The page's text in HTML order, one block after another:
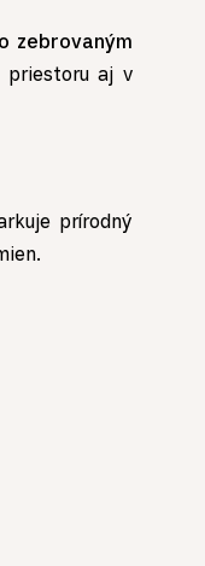
zebrovaným
priestoru aj v
prírodný